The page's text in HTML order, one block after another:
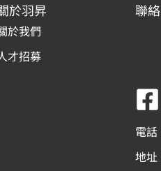
於羽昇
於我們
才招募
聯
F
a
c
電
地址